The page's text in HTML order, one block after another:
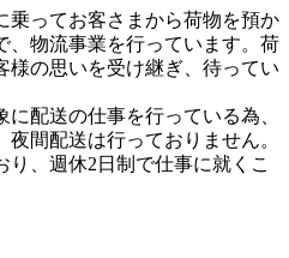
乗ってお客さまから荷物を預か
、物流事業を行っています。荷
様の思いを受け継ぎ、待ってい
配送の仕事を行っている為、
間配送は行っておりません。
り、週休2日制で仕事に就くこ